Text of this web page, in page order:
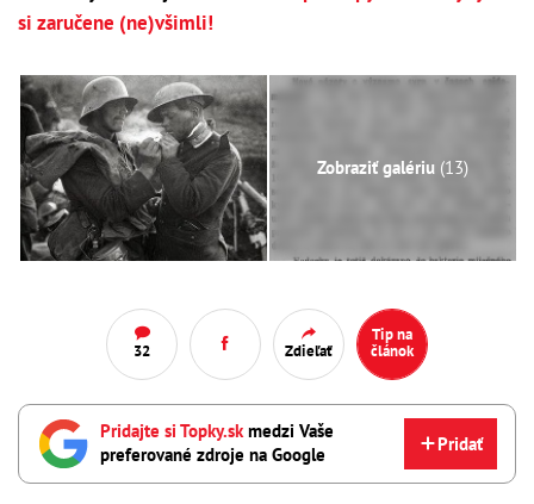
si zaručene (ne)všimli!
Zobraziť galériu (13)
32 Zdieľať
Tip na
článok
Pridajte si Topky.skmedzi Vaše
preferované zdroje na Google
Pridať